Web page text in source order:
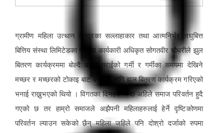
ग्रामीण महिला उत्थान केन्द्रका सल्लाहाकार तथा आत्मनिर्भर लघुबित्त
बित्तिय संस्था लिमिटेडका प्रमुख कार्यकारी अधिकृत सोगतवीर चौधरीले झुल
बितरण कार्यक्रममा बोल्दै बढ्दो तराईको गर्मी र गर्मीका समयमा देखिने
मच्छर र मच्छरको टोकाइ बाट बच्नका लागि झुल बितरण कार्यक्रम गरिएको
भनाई राख्नुभएको थियो । विगतका दिनहरु भन्दा अहिले समाज परिवर्तन हुदै
गएको छ तर हाम्रो समाजले अझैपनी महिलाहरुलाई हेर्ने दृष्टिकोणमा
परिवर्तन ल्याउन सकेको छैन् महिला जहिले पनि दोश्रो दर्जाको रुपमा